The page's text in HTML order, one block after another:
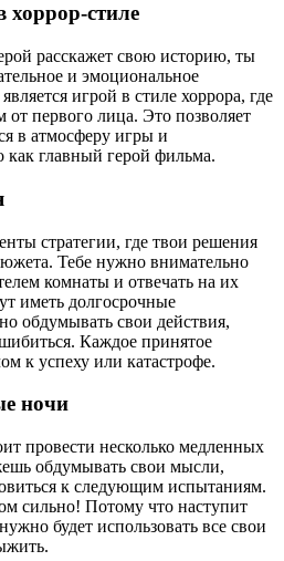
хоррор-стиле
расскажет свою историю, ты
и эмоциональное
игрой в стиле хоррора, где
от первого лица. Это позволяет
в атмосферу игры и
как главный герой фильма.
стратегии, где твои решения
Тебе нужно внимательно
комнаты и отвечать на их
иметь долгосрочные
обдумывать свои действия,
Каждое принятое
к успеху или катастрофе.
ночи
провести несколько медленных
обдумывать свои мысли,
к следующим испытаниям.
сильно! Потому что наступит
будет использовать все свои